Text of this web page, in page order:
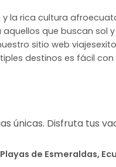
la rica cultura
que buscan sol
sitio web
destinos es fácil
únicas. Disfruta tus
de Esmeraldas,